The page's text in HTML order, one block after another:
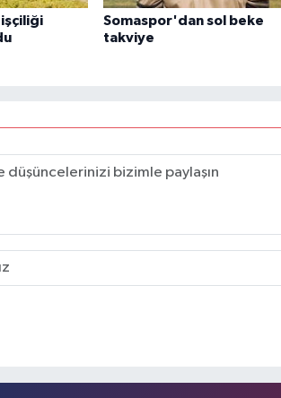
Somaspor'dan sol beke
takviye